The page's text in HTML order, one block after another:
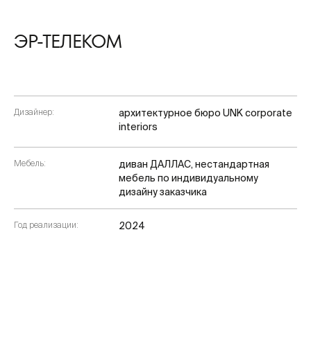
ЭР-ТЕЛЕКОМ
Дизайнер:
архитектурное бюро UNK corporate
interiors
Мебель:
диван ДАЛЛАС, нестандартная
мебель по индивидуальному
дизайну заказчика
Год реализации: 2024